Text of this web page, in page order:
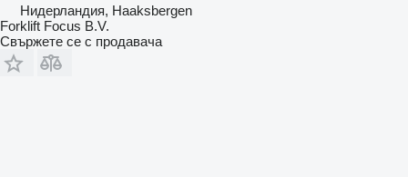
Нидерландия, Haaksbergen
Forklift Focus B.V.
Свържете се с продавача